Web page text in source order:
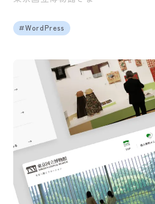
WordPress